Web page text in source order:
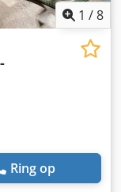
1 /8
Ring op